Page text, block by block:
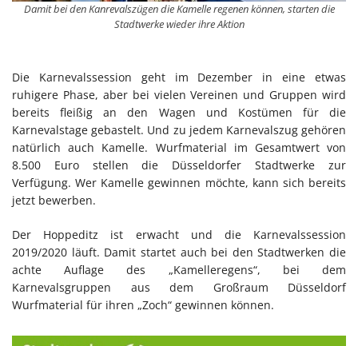
Damit bei den Kanrevalszügen die Kamelle regenen können, starten die
Stadtwerke wieder ihre Aktion
Die Karnevalssession geht im Dezember in eine etwas
ruhigere Phase, aber bei vielen Vereinen und Gruppen wird
bereits fleißig an den Wagen und Kostümen für die
Karnevalstage gebastelt. Und zu jedem Karnevalszug gehören
natürlich auch Kamelle. Wurfmaterial im Gesamtwert von
8.500 Euro stellen die Düsseldorfer Stadtwerke zur
Verfügung. Wer Kamelle gewinnen möchte, kann sich bereits
jetzt bewerben.
Der Hoppeditz ist erwacht und die Karnevalssession
2019/2020 läuft. Damit startet auch bei den Stadtwerken die
achte Auflage des „Kamelleregens“, bei dem
Karnevalsgruppen aus dem Großraum Düsseldorf
Wurfmaterial für ihren „Zoch“ gewinnen können.